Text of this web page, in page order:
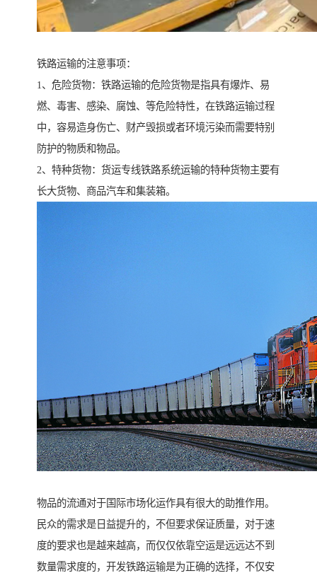
铁路运输的注意事项：
1、危险货物：铁路运输的危险货物是指具有爆炸、易
燃、毒害、感染、腐蚀、等危险特性，在铁路运输过程
中，容易造身伤亡、财产毁损或者环境污染而需要特别
防护的物质和物品。
2、特种货物：货运专线铁路系统运输的特种货物主要有
长大货物、商品汽车和集装箱。
物品的流通对于国际市场化运作具有很大的助推作用。
民众的需求是日益提升的，不但要求保证质量，对于速
度的要求也是越来越高，而仅仅依靠空运是远远达不到
数量需求度的，开发铁路运输是为正确的选择，不仅安